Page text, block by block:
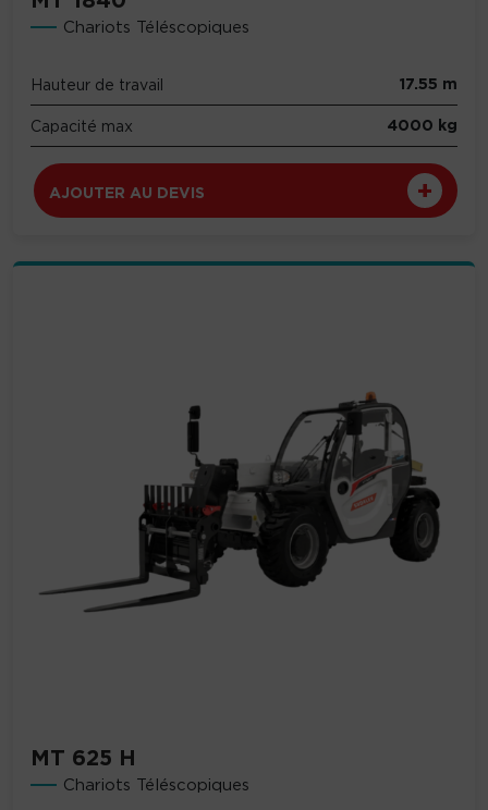
Chariots Téléscopiques
Hauteur de travail 17.55 m
Capacité max 4000 kg
AJOUTER AU DEVIS
MT 625 H
Chariots Téléscopiques